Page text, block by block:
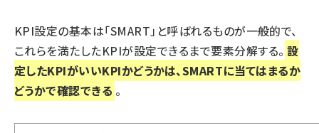
KPI設定の基本は「SMART」と呼ばれるものが一般的で、
これらを満たしたKPIが設定できるまで要素分解する。 設
定したKPIがいいKPIかどうかは、SMARTに当てはまるか
どうかで確認できる 。